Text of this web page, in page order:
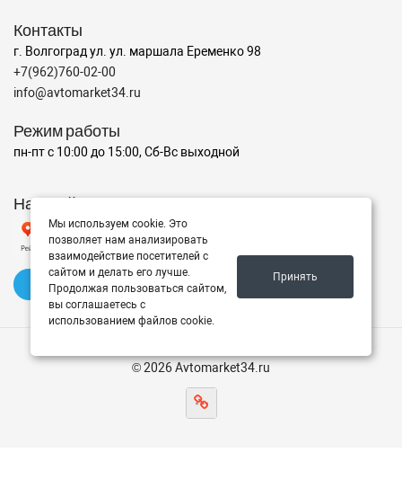
Контакты
г. Волгоград ул. ул. маршала Еременко 98
+7(962)760-02-00
info@avtomarket34.ru
Режим работы
пн-пт с 10:00 до 15:00, Сб-Вс выходной
Наш рейтинг на Яндексе
✍️ Оставить отзыв
© 2026 Avtomarket34.ru
Мы используем cookie. Это
позволяет нам анализировать
взаимодействие посетителей с
сайтом и делать его лучше.
Продолжая пользоваться сайтом,
вы соглашаетесь с
использованием файлов cookie.
Принять